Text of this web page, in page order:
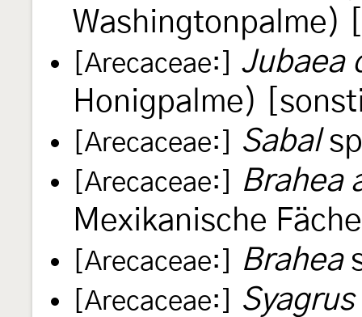
Washingtonpalme)
[Arecaceae:]
Jubaea
Honigpalme)
[Arecaceae:] Sabal
[Arecaceae:]
Brahea
Mexikanische
[Arecaceae:] Brahea
[Arecaceae:] Syagrus